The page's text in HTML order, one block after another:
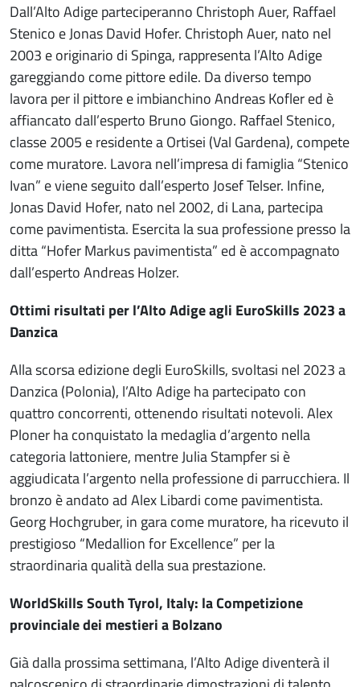
Dall’Alto Adige parteciperanno Christoph Auer, Raffael
Stenico e Jonas David Hofer. Christoph Auer, nato nel
2003 e originario di Spinga, rappresenta l’Alto Adige
gareggiando come pittore edile. Da diverso tempo
lavora per il pittore e imbianchino Andreas Kofler ed è
affiancato dall’esperto Bruno Giongo. Raffael Stenico,
classe 2005 e residente a Ortisei (Val Gardena), compete
come muratore. Lavora nell’impresa di famiglia “Stenico
Ivan” e viene seguito dall’esperto Josef Telser. Infine,
Jonas David Hofer, nato nel 2002, di Lana, partecipa
come pavimentista. Esercita la sua professione presso la
ditta “Hofer Markus pavimentista” ed è accompagnato
dall’esperto Andreas Holzer.
Ottimi risultati per l’Alto Adige agli EuroSkills 2023 a
Danzica
Alla scorsa edizione degli EuroSkills, svoltasi nel 2023 a
Danzica (Polonia), l’Alto Adige ha partecipato con
quattro concorrenti, ottenendo risultati notevoli. Alex
Ploner ha conquistato la medaglia d’argento nella
categoria lattoniere, mentre Julia Stampfer si è
aggiudicata l’argento nella professione di parrucchiera. Il
bronzo è andato ad Alex Libardi come pavimentista.
Georg Hochgruber, in gara come muratore, ha ricevuto il
prestigioso “Medallion for Excellence” per la
straordinaria qualità della sua prestazione.
WorldSkills South Tyrol, Italy: la Competizione
provinciale dei mestieri a Bolzano
Già dalla prossima settimana, l’Alto Adige diventerà il